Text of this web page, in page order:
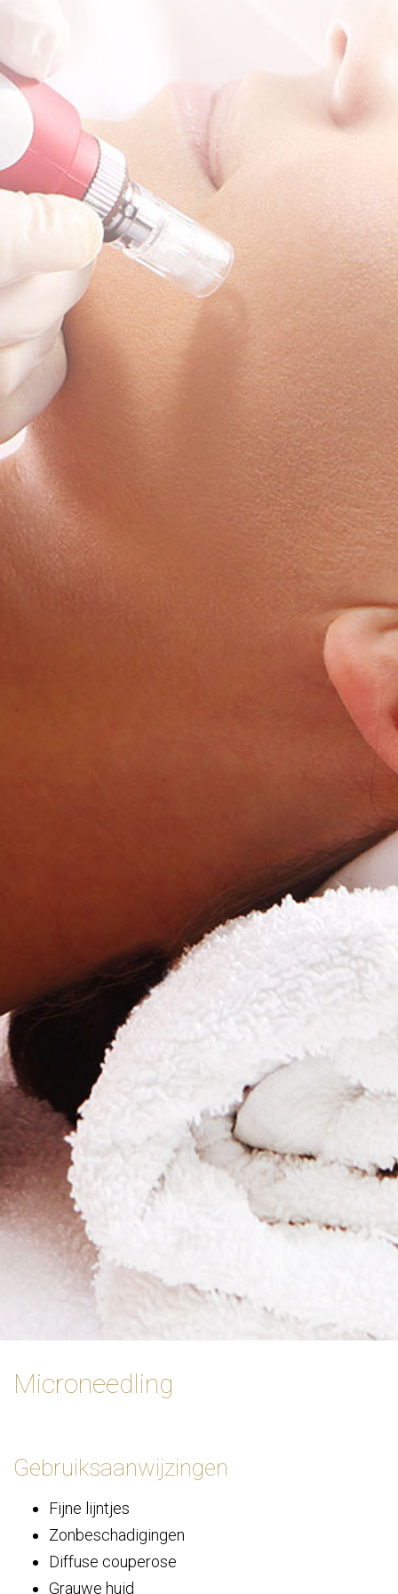
Microneedling
Gebruiksaanwijzingen
Fijne lijntjes
Zonbeschadigingen
Diffuse couperose
Grauwe huid